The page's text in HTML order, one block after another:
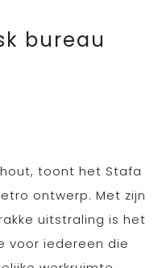
bureau
850,00.
toont het Stafa
ontwerp. Met zijn
uitstraling is het
voor iedereen die